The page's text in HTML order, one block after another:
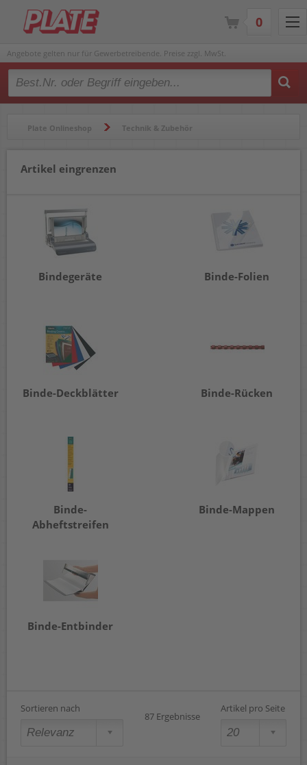
Angebote gelten nur für Gewerbetreibende. Preise zzgl. MwSt.
Type 2 or more characters for results.
Plate Onlineshop Technik & Zubehör
Artikel eingrenzen
Bindegeräte Binde-Folien
Binde-Deckblätter Binde-Rücken
Binde-
Abheftstreifen
Binde-Mappen
Binde-Entbinder
Sortieren nach
87 Ergebnisse
Artikel pro Seite
0